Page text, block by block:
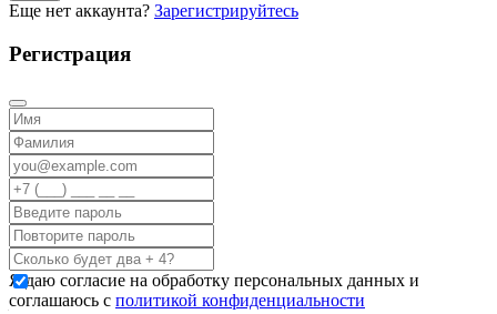
Еще нет аккаунта? Зарегистрируйтесь
Регистрация
Я даю согласие на обработку персональных данных и
соглашаюсь с политикой конфиденциальности